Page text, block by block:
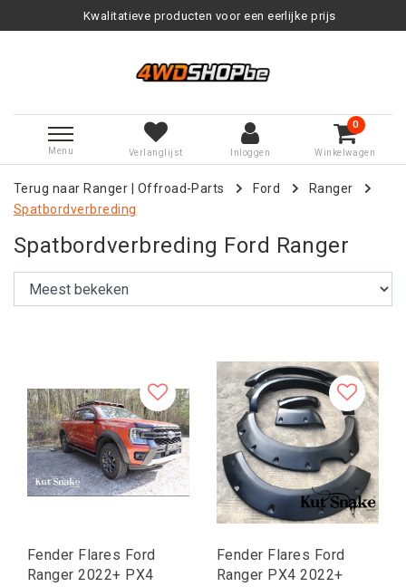
Kwalitatieve producten voor een eerlijke prijs
Menu Verlanglijst Inloggen
0
Winkelwagen
Terug naar Ranger Offroad-Parts Ford
Ranger
Spatbordverbreding
Spatbordverbreding Ford Ranger
Fender Flares Ford
Ranger 2022+ PX4
Fender Flares Ford
Ranger PX4 2022+